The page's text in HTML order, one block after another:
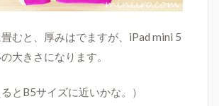
むと、厚みはでますが、iPad mini 5
大きさになります。
るとB5サイズに近いかな。）